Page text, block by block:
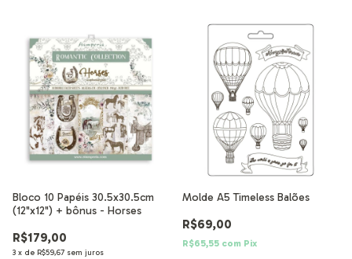
Bloco 10 Papéis 30.5x30.5cm
(12"x12") + bônus - Horses
R$179,00
3 x de R$59,67 sem juros
Molde A5 Timeless Balões
R$69,00
R$65,55 com Pix